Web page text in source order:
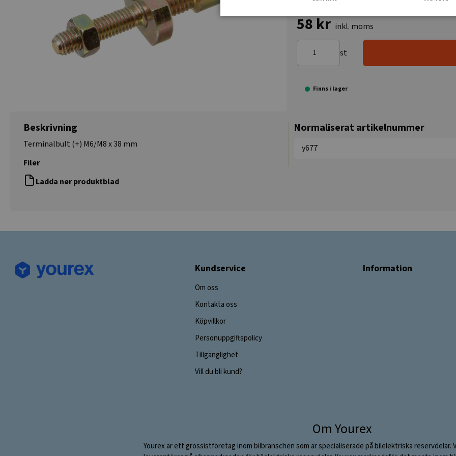
58 kr inkl. moms
st
Finns i lager
Beskrivning
Terminalbult (+) M6/M8 x 38 mm
Filer
Ladda ner produktblad
Normaliserat artikelnummer
y677
Kundservice
Om oss
Kontakta oss
Köpvillkor
Personuppgiftspolicy
Tillgänglighet
Vill du bli kund?
Information
Om Yourex
Yourex är ett grossistföretag inom bilbranschen som är specialiserade på bilelektriska reservdelar.